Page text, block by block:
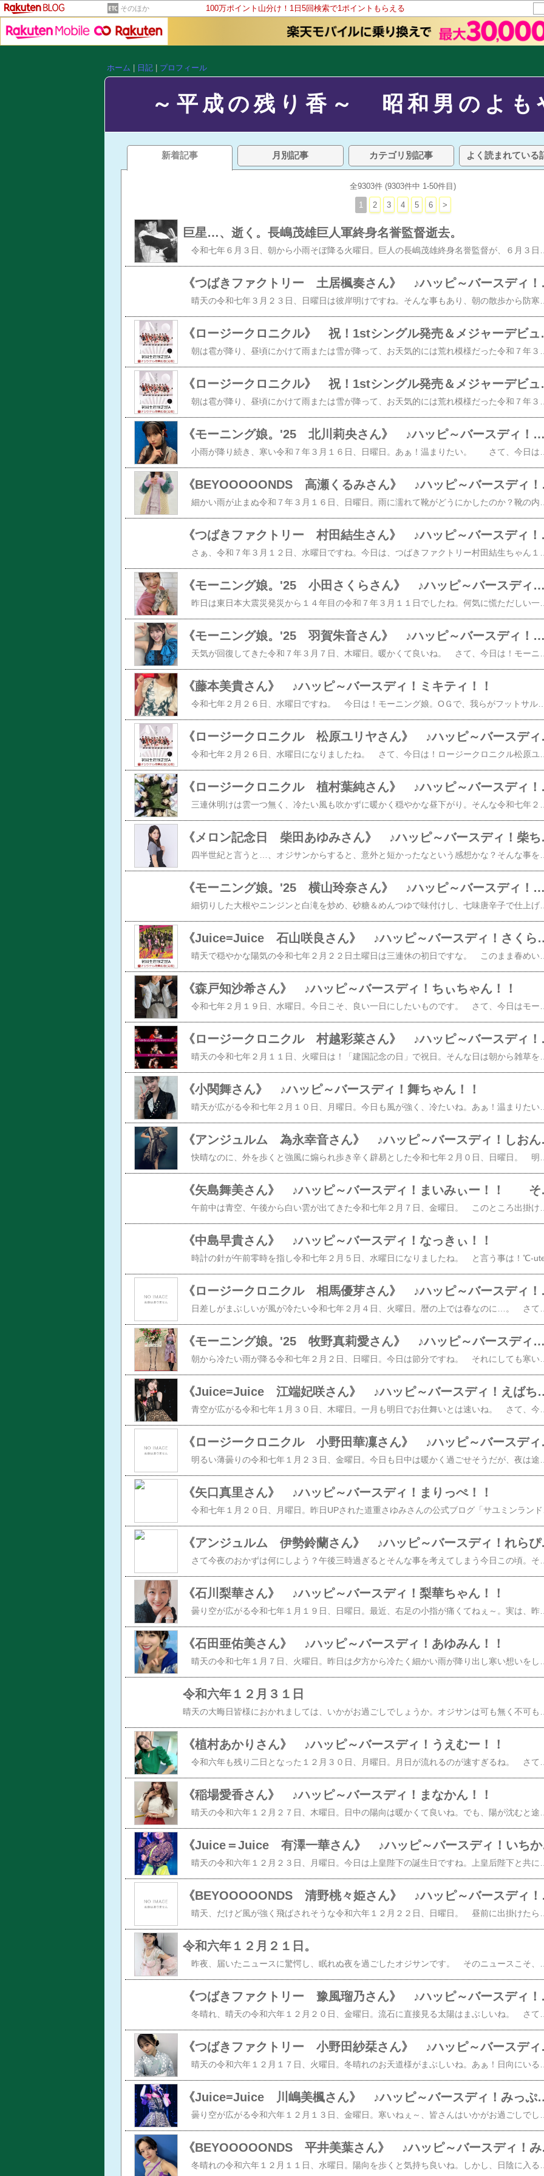
そのほか 100万ポイント山分け！1日5回検索で1ポイントもらえる
ホーム
日記 プロフィール
～平成の残り香～ 昭和男のよも
新着記事 月別記事 カテゴリ別記事 よく読まれている
全9303件 (9303件中 1-50件目)
1 2 3 4 5 6 >
巨星…、逝く。長嶋茂雄巨人軍終身名誉監督逝去。
《つばき
《ロージ
《ロージ
《モーニング娘。'25 北川莉央さん》 ♪ハッピ～バースディ！おんちゃん！！
《
《つば
《モーニング娘。'25 小田さくらさん》 ♪ハッピ～バースディ！小田ちゃん！！
《モーニング娘。'25 羽賀朱音さん》 ♪ハッピ～バースディ！あかねちん！！
《藤本美貴さん》 ♪ハッピ～バースディ！ミキティ！！
​​​​​ 令和七年２月２６日、水曜日ですね。 今日は！モーニング娘。OＧで、我らがフットサルチームGatas Brilhantes H.P.のサブキャプテン藤本美貴さんの誕生日ですね。おめでとう！​ 今や、新時代の芸能界のご意見番的な活躍を見せるミキティ。 これからも歯に衣着せぬ物言いで、活動していってくださいね。 オジサンも昔っからの末席のヲタとして、美貴様の活躍を応援していきますから。では！​​​
《ロージ
《ロージ
《メロ
《モーニング娘。'25 横山玲奈さん》 ♪ハッピ～バースディ！よこやん！！
​​​​​ 細切りした大根やニンジンと白滝を炒め、砂糖＆めんつゆで味付けし、七味唐辛子で仕上げたきんぴら風のおかずで食が進んだニコニコが止まらない令和七年２月２２日・土曜日のオジサンです。 今日は！モーニング娘。'25横山玲奈さんの誕生日ですね。たてやんおめでとう！おっと、違ったマダムヤン♪おっとっと！よこやんでしたね。で、ななめやんでしたっけ？ まぁ、冗談はこれぐらいにして、２４歳になったよこやん♪グループ内でも、ベテランの枠になってきましたね。 今まで以上に存在感を大きくアピールして、モーニング娘。を引っ張っていく存在になって欲しいモノです。 よこやんの未来が幸せに包まれます様に。では！​​​
《Juice=Juice 石山咲
《森戸知沙希さん》 ♪ハッピ～バースディ！ちぃちゃん！！
《ロージ
《小関舞さん》 ♪ハッピ～バースディ！舞ちゃん！！
《アンジュ
《矢島
《中島早貴さん》 ♪ハッピ～バースディ！なっきぃ！！
《ロージ
《モーニング娘。'25 牧野真莉愛さん》 ♪ハッピ～バースディ！らぶりん！！
《Juice=Juice 江端妃咲
《ロージ
《矢口真里さん》 ♪ハッピ～バースディ！まりっぺ！！
《アンジュ
《石川梨華さん》 ♪ハッピ～バースディ！梨華ちゃん！！
​​​​ 曇り空が広がる令和七年１月１９日、日曜日。最近、右足の小指が痛くてねぇ～。実は、昨年末から右足のひざを痛めておりまして、それを庇って生活していたら、右足の小指に負荷が掛かったか？小指にも痛みを感じるようになったんだよね。 まぁ、そのうち治るでしょう、オジサンの事だから。 さて、今日は！オジサンが人生で一番推していた方の相棒♪モーニング娘。ＯＧ石川梨華さんの誕生日ですね。​おめでとう！​ このところ、子育ても一段落したのか？少しずつ芸能活動もしている様で。来週（1/25）、MBSヤングタウン土曜日のゲスト出演するそうな。まぁ、新年初めのヤンタン特番にも登場してたし、梨華ちゃんの時代が来たかな？なんて喜んでおります。 ともかく、公私共に明るく素晴らしい日々を過ごせます様願っております。では！​​
《石田亜佑美さん》 ♪ハッピ～バースディ！あゆみん！！
令和六年１２月３１日
《植村あかりさん》 ♪ハッピ～バースディ！うえむー！！
《稲場愛香さん》 ♪ハッピ～バースディ！まなかん！！
《Juice
《
令和六年１２月２１日。
《つば
《つばき
《Juice=Juice 川嶋美楓さん
《